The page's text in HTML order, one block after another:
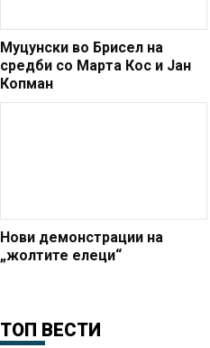
Муцунски во Брисел на
средби со Марта Кос и Јан
Копман
Нови демонстрации на
„жолтите елеци“
ТОП ВЕСТИ